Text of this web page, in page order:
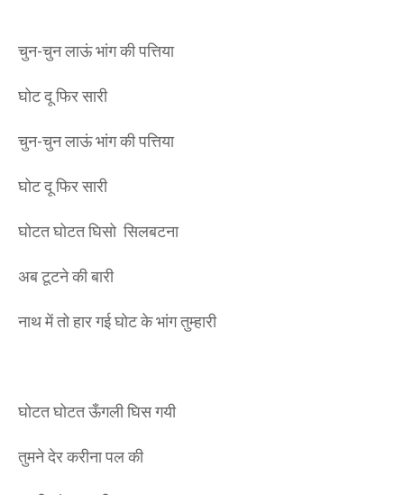
चुन-चुन लाऊं भांग की पत्तिया
घोट दू फिर सारी
चुन-चुन लाऊं भांग की पत्तिया
घोट दू फिर सारी
घोटत घोटत घिसो सिलबटना
अब टूटने की बारी
नाथ में तो हार गई घोट के भांग तुम्हारी
घोटत घोटत ऊँगली घिस गयी
तुमने देर करीना पल की